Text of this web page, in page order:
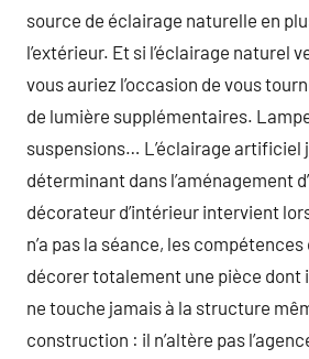
source de éclairage naturelle en
l’extérieur. Et si l’éclairage naturel
vous auriez l’occasion de vous
de lumière supplémentaires.
suspensions… L’éclairage artificiel
déterminant dans l’aménagement
décorateur d’intérieur intervient
n’a pas la séance, les
décorer totalement une pièce dont
ne touche jamais à la structure
construction : il n’altère pas